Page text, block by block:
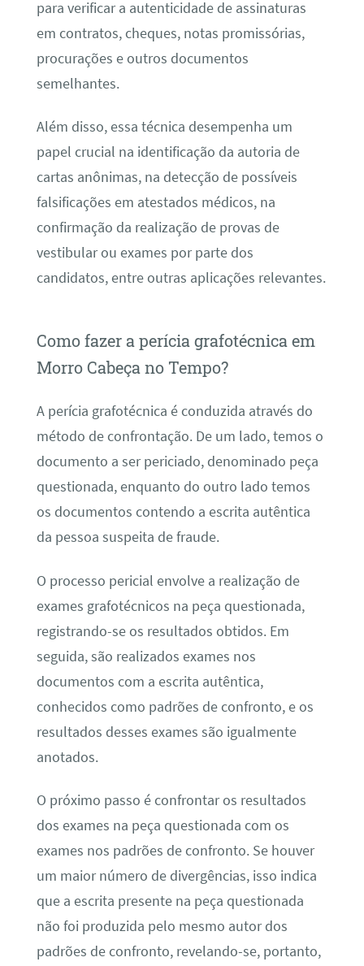
para verificar a autenticidade de assinaturas
em contratos, cheques, notas promissórias,
procurações e outros documentos
semelhantes.
Além disso, essa técnica desempenha um
papel crucial na identificação da autoria de
cartas anônimas, na detecção de possíveis
falsificações em atestados médicos, na
confirmação da realização de provas de
vestibular ou exames por parte dos
candidatos, entre outras aplicações relevantes.
Como fazer a perícia grafotécnica em
Morro Cabeça no Tempo?
A perícia grafotécnica é conduzida através do
método de confrontação. De um lado, temos o
documento a ser periciado, denominado peça
questionada, enquanto do outro lado temos
os documentos contendo a escrita autêntica
da pessoa suspeita de fraude.
O processo pericial envolve a realização de
exames grafotécnicos na peça questionada,
registrando-se os resultados obtidos. Em
seguida, são realizados exames nos
documentos com a escrita autêntica,
conhecidos como padrões de confronto, e os
resultados desses exames são igualmente
anotados.
O próximo passo é confrontar os resultados
dos exames na peça questionada com os
exames nos padrões de confronto. Se houver
um maior número de divergências, isso indica
que a escrita presente na peça questionada
não foi produzida pelo mesmo autor dos
padrões de confronto, revelando-se, portanto,